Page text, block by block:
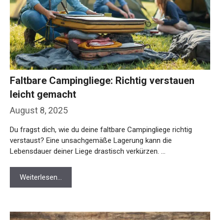
August 8, 2025
Faltbare Campingliege: Richtig verstauen
leicht gemacht
Du fragst dich, wie du deine faltbare Campingliege richtig
verstaust? Eine unsachgemäße Lagerung kann die
Lebensdauer deiner Liege drastisch verkürzen. …
Weiterlesen…